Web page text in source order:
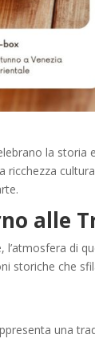
la storia
alle
l’atmosfera di
storiche che
una